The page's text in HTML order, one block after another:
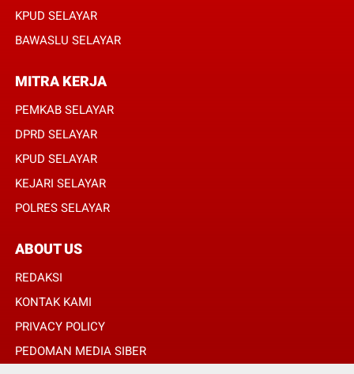
KPUD SELAYAR
BAWASLU SELAYAR
MITRA KERJA
PEMKAB SELAYAR
DPRD SELAYAR
KPUD SELAYAR
KEJARI SELAYAR
POLRES SELAYAR
ABOUT US
REDAKSI
KONTAK KAMI
PRIVACY POLICY
PEDOMAN MEDIA SIBER